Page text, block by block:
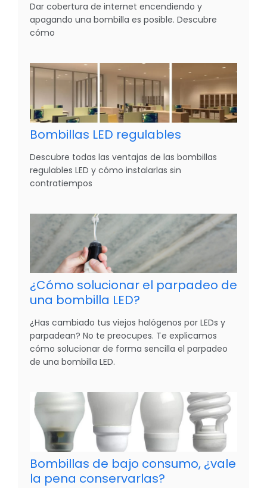
Dar cobertura de internet encendiendo y
apagando una bombilla es posible. Descubre
cómo
Bombillas LED regulables
Descubre todas las ventajas de las bombillas
regulables LED y cómo instalarlas sin
contratiempos
¿Cómo solucionar el parpadeo de
una bombilla LED?
¿Has cambiado tus viejos halógenos por LEDs y
parpadean? No te preocupes. Te explicamos
cómo solucionar de forma sencilla el parpadeo
de una bombilla LED.
Bombillas de bajo consumo, ¿vale
la pena conservarlas?